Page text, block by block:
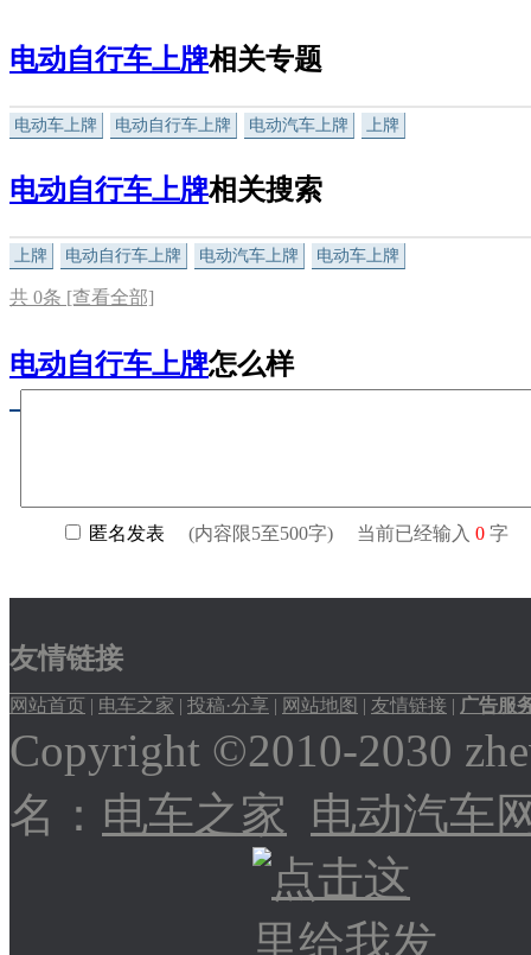
电动自行车上牌相关专题
电动车上牌 电动自行车上牌 电动汽车上牌 上牌
电动自行车上牌相关搜索
上牌 电动自行车上牌 电动汽车上牌 电动车上牌
共 0条 [查看全部]
电动自行车上牌怎么样
友情链接
网站首页 | 电车之家 | 投稿·分享 | 网站地图 | 友情链接 | 广告服
Copyright ©2010-2030
名： 电车之家 电动汽车